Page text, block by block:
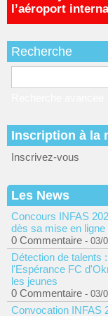
l’aéroport
Recherche
Inscription à la
Inscrivez-vous
Les News
Concours INFAS
dès sa mise en ligne
0 Commentaire - 03/
Détection de talents
l'Espérance FC
les jeunes
0 Commentaire - 03/
Convocation INFAS